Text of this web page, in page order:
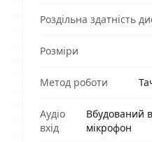
Роздільна здатність
Розміри
Метод роботи
Аудіо
вхід
Вбудований
мікрофон